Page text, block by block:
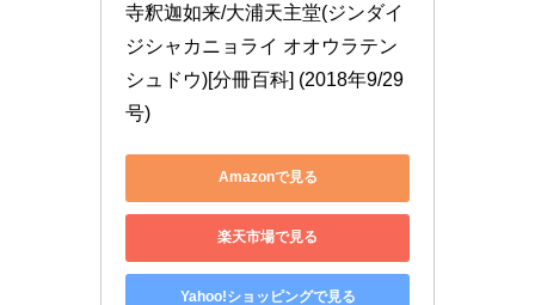
寺釈迦如来/大浦天主堂(ジンダイ
ジシャカニョライ オオウラテン
シュドウ)[分冊百科] (2018年9/29
号)
Amazonで見る
楽天市場で見る
Yahoo!ショッピングで見る